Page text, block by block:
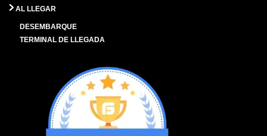
AL LLEGAR
DESEMBARQUE
TERMINAL DE LLEGADA